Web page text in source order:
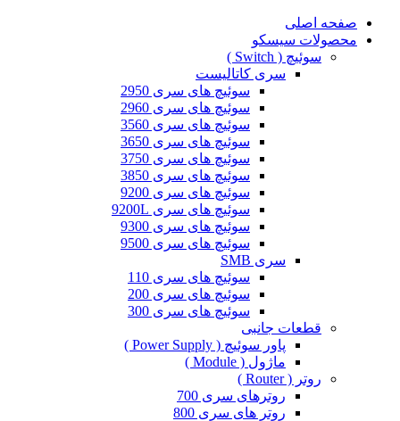
صفحه اصلی
محصولات سیسکو
سوئیچ ( Switch )
سری کاتالیست
سوئیچ های سری 2950
سوئیچ های سری 2960
سوئیچ های سری 3560
سوئیچ های سری 3650
سوئیچ های سری 3750
سوئیچ های سری 3850
سوئیچ های سری 9200
سوئیچ های سری 9200L
سوئیچ های سری 9300
سوئیچ های سری 9500
سری SMB
سوئیچ های سری 110
سوئیچ های سری 200
سوئیچ های سری 300
قطعات جانبی
پاور سوئیچ ( Power Supply )
ماژول ( Module )
روتر ( Router )
روترهای سری 700
روتر های سری 800